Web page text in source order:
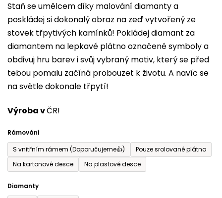
Staň se umělcem díky malování diamanty a
poskládej si dokonalý obraz na zeď vytvořený ze
stovek třpytivých kamínků! Pokládej diamant za
diamantem na lepkavé plátno označené symboly a
obdivuj hru barev i svůj vybraný motiv, který se před
tebou pomalu začíná probouzet k životu. A navíc se
na světle dokonale třpytí!
Výroba vČR!
Rámování
S vnitřním rámem (Doporučujeme👍)
Pouze srolované plátno
Na kartonové desce
Na plastové desce
Diamanty
je
0,0
z
5
hvězdiček.